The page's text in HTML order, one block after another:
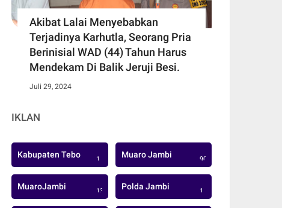
Akibat Lalai Menyebabkan
Terjadinya Karhutla, Seorang Pria
Berinisial WAD (44) Tahun Harus
Mendekam Di Balik Jeruji Besi.
Juli 29, 2024
IKLAN
Kabupaten Tebo 1 Muaro Jambi 906
MuaroJambi 137 Polda Jambi 1